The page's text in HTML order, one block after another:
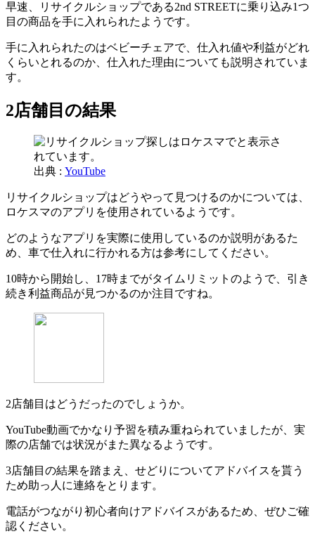
早速、リサイクルショップである2nd STREETに乗り込み1つ
目の商品を手に入れられたようです。
手に入れられたのはベビーチェアで、仕入れ値や利益がどれ
くらいとれるのか、仕入れた理由についても説明されていま
す。
2店舗目の結果
出典 : YouTube
リサイクルショップはどうやって見つけるのかについては、
ロケスマのアプリを使用されているようです。
どのようなアプリを実際に使用しているのか説明があるた
め、車で仕入れに行かれる方は参考にしてください。
10時から開始し、17時までがタイムリミットのようで、引き
続き利益商品が見つかるのか注目ですね。
2店舗目はどうだったのでしょうか。
YouTube動画でかなり予習を積み重ねられていましたが、実
際の店舗では状況がまた異なるようです。
3店舗目の結果を踏まえ、せどりについてアドバイスを貰う
ため助っ人に連絡をとります。
電話がつながり初心者向けアドバイスがあるため、ぜひご確
認ください。